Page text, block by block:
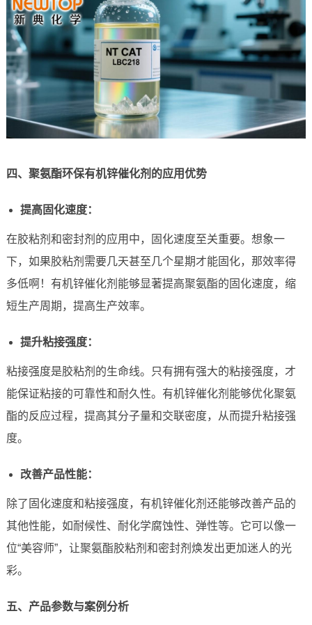
四、聚氨酯环保有机锌催化剂的应用优势
提高固化速度：
在胶粘剂和密封剂的应用中，固化速度至关重要。想象一
下，如果胶粘剂需要几天甚至几个星期才能固化，那效率得
多低啊！有机锌催化剂能够显著提高聚氨酯的固化速度，缩
短生产周期，提高生产效率。
提升粘接强度：
粘接强度是胶粘剂的生命线。只有拥有强大的粘接强度，才
能保证粘接的可靠性和耐久性。有机锌催化剂能够优化聚氨
酯的反应过程，提高其分子量和交联密度，从而提升粘接强
度。
改善产品性能：
除了固化速度和粘接强度，有机锌催化剂还能够改善产品的
其他性能，如耐候性、耐化学腐蚀性、弹性等。它可以像一
位“美容师”，让聚氨酯胶粘剂和密封剂焕发出更加迷人的光
彩。
五、产品参数与案例分析